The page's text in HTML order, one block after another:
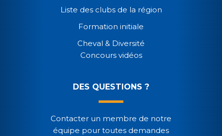
Liste des clubs de la région
Formation initiale
Cheval & Diversité
Concours vidéos
DES QUESTIONS ?
Contacter un membre de notre
équipe pour toutes demandes